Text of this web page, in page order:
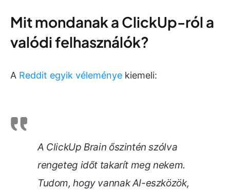
Mit mondanak a ClickUp-ról a
valódi felhasználók?
A Reddit egyik véleménye kiemeli:
A ClickUp Brain őszintén szólva
rengeteg időt takarít meg nekem.
Tudom, hogy vannak AI-eszközök,